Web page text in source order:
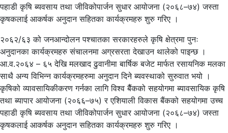
पहाडी कृषि ब्यवसाय तथा जीविकोपार्जन सुधार आयोजना (२०६८–७४) जस्ता
कृषकलाई आकर्षक अनुदान सहितका कार्यक्रमहरु शुरु गरिए ।
२०६२/६३ को जनआन्दोलन पश्चातका सरकारहरुले कृषि क्षेत्रमा पुनः
अनुदानका कार्यक्रमहरु संचालनमा अग्रसरता देखाउन थालेको पाइन्छ ।
आ.व.२०६४ – ६५ देखि मलखाद ढुवानीमा बार्षिक बजेट मार्फत रसायनिक मलका
साथै अन्य विभिन्न कार्यक्रमहरुमा अनुदान दिने ब्यवस्थाको सुरुवात भयो ।
कृषिको व्यावसायिकीकरण गर्नका लागि विश्व बैैंकको सहयोगमा ब्यावसायिक कृषि
तथा ब्यापार आयोजना (२०६६–७५) र एशियाली विकास बैंकको सहयोगमा उच्च
पहाडी कृषि ब्यवसाय तथा जीविकोपार्जन सुधार आयोजना (२०६८–७४) जस्ता
कृषकलाई आकर्षक अनुदान सहितका कार्यक्रमहरु शुरु गरिए ।